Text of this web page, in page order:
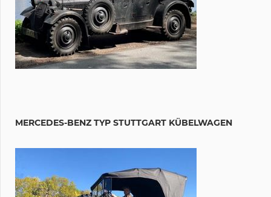
MERCEDES-BENZ TYP STUTTGART KÜBELWAGEN